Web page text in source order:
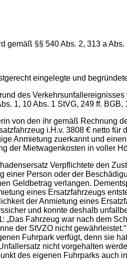
gemäß §§ 540 Abs. 2, 313 a
eingelegte und
des
1, 10 Abs. 1 StVG, 249 ff. BGB,
von den ihr gemäß Rechnung
i.H.v. 3808 € netto
Anmietung zuerkannt und
der Mietwagenkosten in voller
Verpflichtete den
einer Person oder der
Geldbetrag verlangen.
eines Ersatzfahrzeugs
der Anmietung eines
und konnte deshalb
„Das Fahrzeug war nach dem
der StVZO nicht
Fuhrpark verfügt, denn sie
nicht vorgehalten
des eigenen Fuhrparks auch